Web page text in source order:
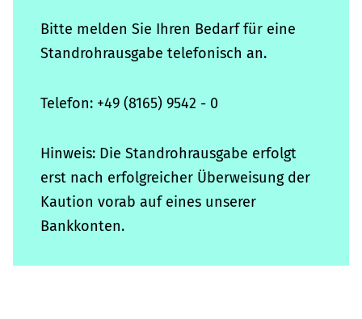
Bitte melden Sie Ihren Bedarf für eine
Standrohrausgabe telefonisch an.
Telefon: +49 (8165) 9542 - 0
Hinweis: Die Standrohrausgabe erfolgt
erst nach erfolgreicher Überweisung der
Kaution vorab auf eines unserer
Bankkonten.